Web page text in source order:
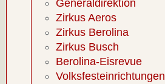
Generaldirektion
Zirkus Aeros
Zirkus Berolina
Zirkus Busch
Berolina-Eisrevue
Volksfesteinrichtungen